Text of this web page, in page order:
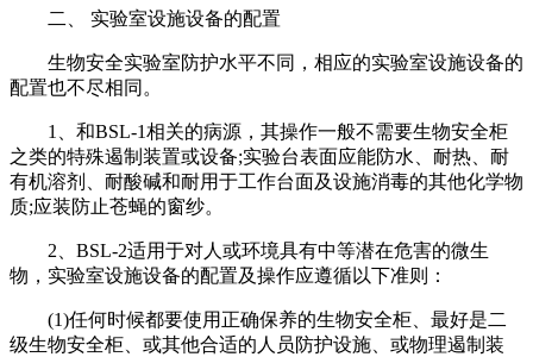
二、 实验室设施设备的配置
生物安全实验室防护水平不同，相应的实验室设施设备的
配置也不尽相同。
1、和BSL-1相关的病源，其操作一般不需要生物安全柜
之类的特殊遏制装置或设备;实验台表面应能防水、耐热、耐
有机溶剂、耐酸碱和耐用于工作台面及设施消毒的其他化学物
质;应装防止苍蝇的窗纱。
2、BSL-2适用于对人或环境具有中等潜在危害的微生
物，实验室设施设备的配置及操作应遵循以下准则：
(1)任何时候都要使用正确保养的生物安全柜、最好是二
级生物安全柜、或其他合适的人员防护设施、或物理遏制装